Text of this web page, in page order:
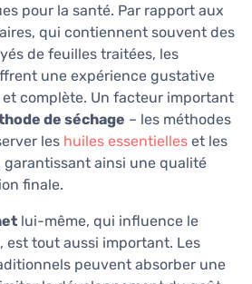
pour la santé. Par rapport aux
qui contiennent souvent des
de feuilles traitées, les
une expérience gustative
complète. Un facteur important
de séchage – les méthodes
les huiles essentielles et les
ainsi une qualité
finale.
lui-même, qui influence le
est tout aussi important. Les
peuvent absorber une